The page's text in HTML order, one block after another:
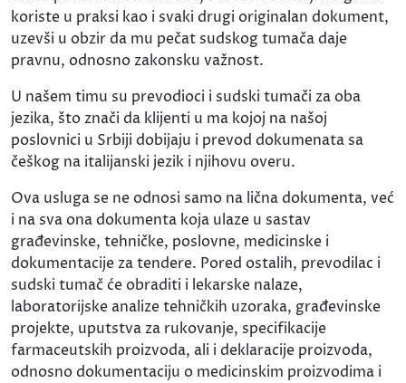
koriste u praksi kao i svaki drugi originalan dokument,
uzevši u obzir da mu pečat sudskog tumača daje
pravnu, odnosno zakonsku važnost.
U našem timu su prevodioci i sudski tumači za oba
jezika, što znači da klijenti u ma kojoj na našoj
poslovnici u Srbiji dobijaju i prevod dokumenata sa
češkog na italijanski jezik i njihovu overu.
Ova usluga se ne odnosi samo na lična dokumenta, već
i na sva ona dokumenta koja ulaze u sastav
građevinske, tehničke, poslovne, medicinske i
dokumentacije za tendere. Pored ostalih, prevodilac i
sudski tumač će obraditi i lekarske nalaze,
laboratorijske analize tehničkih uzoraka, građevinske
projekte, uputstva za rukovanje, specifikacije
farmaceutskih proizvoda, ali i deklaracije proizvoda,
odnosno dokumentaciju o medicinskim proizvodima i